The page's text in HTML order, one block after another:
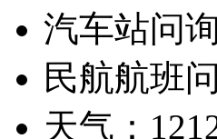
汽车站问
民航航班
天气：